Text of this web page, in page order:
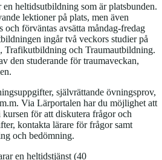
heltidsutbildning som är platsbunden.
lektioner på plats, men även
förväntas avsätta måndag-fredag
ingår två veckors studier på
Trafikutbildning och Traumautbildning.
den studerande för traumaveckan,
självrättande övningsprov,
Via Lärportalen har du möjlighet att
för att diskutera frågor och
kontakta lärare för frågor samt
och bedömning.
en heltidstjänst (40